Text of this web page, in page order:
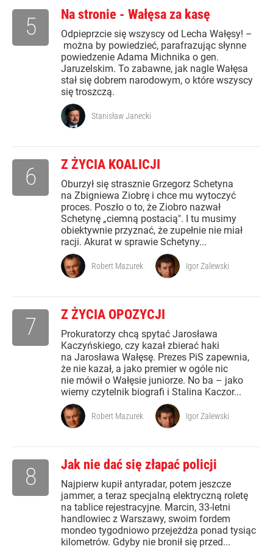
Na stronie - Wałęsa za kasę
Odpieprzcie się wszyscy od Lecha Wałęsy! –
można by powiedzieć, parafrazując słynne
powiedzenie Adama Michnika o gen.
Jaruzelskim. To zabawne, jak nagle Wałęsa
stał się dobrem narodowym, o które wszyscy
się troszczą.
5
Stanisław Janecki
Z ŻYCIA KOALICJI
Oburzył się strasznie Grzegorz Schetyna
na Zbigniewa Ziobrę i chce mu wytoczyć
proces. Poszło o to, że Ziobro nazwał
Schetynę „ciemną postacią". I tu musimy
obiektywnie przyznać, że zupełnie nie miał
racji. Akurat w sprawie Schetyny...
6
Robert Mazurek Igor Zalewski
Z ŻYCIA OPOZYCJI
Prokuratorzy chcą spytać Jarosława
Kaczyńskiego, czy kazał zbierać haki
na Jarosława Wałęsę. Prezes PiS zapewnia,
że nie kazał, a jako premier w ogóle nic
nie mówił o Wałęsie juniorze. No ba – jako
wierny czytelnik biografi i Stalina Kaczor...
7
Robert Mazurek Igor Zalewski
Jak nie dać się złapać policji
Najpierw kupił antyradar, potem jeszcze
jammer, a teraz specjalną elektryczną roletę
na tablice rejestracyjne. Marcin, 33-letni
handlowiec z Warszawy, swoim fordem
mondeo tygodniowo przejeżdża ponad tysiąc
kilometrów. Gdyby nie bronił się przed...
8